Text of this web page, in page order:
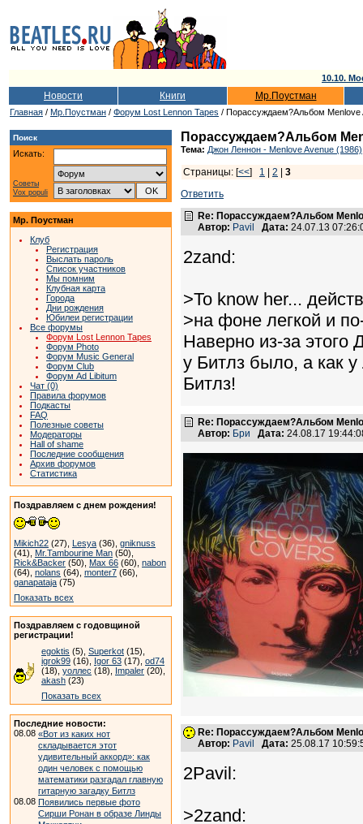
10.10.
Новости Книги Мр.Поустман
Главная / Мр.Поустман / Форум Lost Lennon Tapes / Порассуждаем?Альбом Menlove
Поиск
Искать:
Советы
Vox populi
Мр. Поустман
Клуб
Регистрация
Выслать пароль
Список участников
Мы помним
Клубная карта
Города
Дни рождения
Юбилеи регистрации
Все форумы
Форум Lost Lennon Tapes
Форум Photo
Форум Music General
Форум Club
Форум Ad Libitum
Чат (0)
Правила форумов
Подкасты
FAQ
Полезные советы
Модераторы
Hall of shame
Последние сообщения
Архив форумов
Статистика
Поздравляем с днем рождения!
Mikich22 (27), Lesya (36), gniknuss
(41), Mr.Tambourine Man (50),
Rick&Backer (50), Max 66 (60), nabon
(64), nolans (64), monter7 (66),
ganapataja (75)
Показать всех
Поздравляем с годовщиной
регистрации!
egoktis (5), Superkot (15),
igrok99 (16), Igor 63 (17), od74
(18), уоллес (18), Impaler (20),
akash (23)
Показать всех
Последние новости:
08.08 «Вот из каких нот
складывается этот
удивительный аккорд»: как
один человек с помощью
математики разгадал главную
гитарную загадку Битлз
08.08 Появились первые фото
Сирши Ронан в образе Линды
Порассуждаем?Альбом
Тема: Джон Леннон - Menlove Avenue (1986)
Страницы: [<<] 1 2
3
Ответить
Re: Порассуждаем?Альбом
Автор: Pavil Дата: 24.07.13
2zand:
>To know her...
>на фоне легкой и
Наверно из-за этого
у Битлз было, а как
Битлз!
Re: Порассуждаем?Альбом
Автор: Бри Дата: 24.08.17
Re: Порассуждаем?Альбом
Автор: Pavil Дата: 25.08.17
2Pavil:
>2zand: